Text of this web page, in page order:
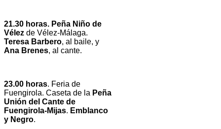
21.30 horas. Peña Niño de
Vélez de Vélez-Málaga.
Teresa Barbero, al baile, y
Ana Brenes, al cante.
23.00 horas. Feria de
Fuengirola. Caseta de la Peña
Unión del Cante de
Fuengirola-Mijas. Emblanco
y Negro.